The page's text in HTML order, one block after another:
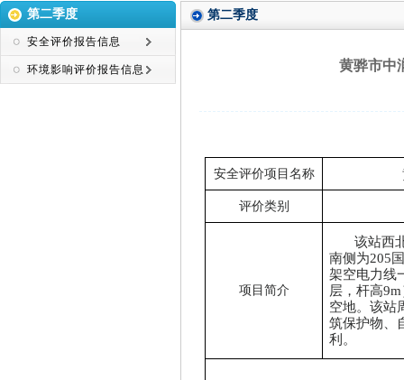
第二季度
安全评价报告信息
环境影响评价报告信息
第二季度
黄骅市中
安全评价项目名称
评价类别
项目简介
该站西
南侧为205
架空电力线
层，杆高
空地。该站
筑保护物、
利。